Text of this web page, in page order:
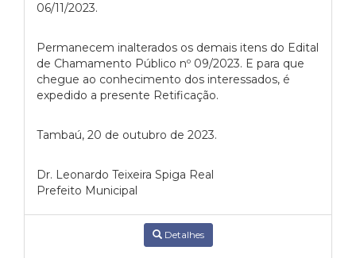
06/11/2023.
Permanecem inalterados os demais itens do Edital
de Chamamento Público nº 09/2023. E para que
chegue ao conhecimento dos interessados, é
expedido a presente Retificação.
Tambaú, 20 de outubro de 2023.
Dr. Leonardo Teixeira Spiga Real
Prefeito Municipal
Detalhes